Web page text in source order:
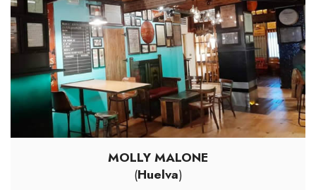
MOLLY MALONE
(Huelva)